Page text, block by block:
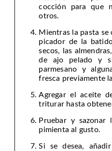
cocción para que
otros.
Mientras la pasta se
picador de la
secos, las
de ajo pelado y
parmesano y
fresca previamente
Agregar el aceite
triturar hasta
Pruebar y sazonar
pimienta al gusto.
Si se desea,